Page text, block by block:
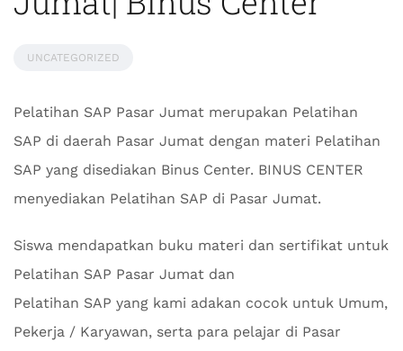
UNCATEGORIZED
Pelatihan SAP Pasar Jumat merupakan Pelatihan
SAP di daerah Pasar Jumat dengan materi Pelatihan
SAP yang disediakan Binus Center. BINUS CENTER
menyediakan Pelatihan SAP di Pasar Jumat.
Siswa mendapatkan buku materi dan sertifikat untuk
Pelatihan SAP Pasar Jumat dan
Pelatihan SAP yang kami adakan cocok untuk Umum,
Pekerja / Karyawan, serta para pelajar di Pasar